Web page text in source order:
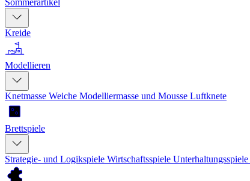
Sommerartikel
Kreide
Modellieren
Knetmasse Weiche Modelliermasse und Mousse Luftknete
Brettspiele
Strategie- und Logikspiele Wirtschaftsspiele Unterhaltungsspiele